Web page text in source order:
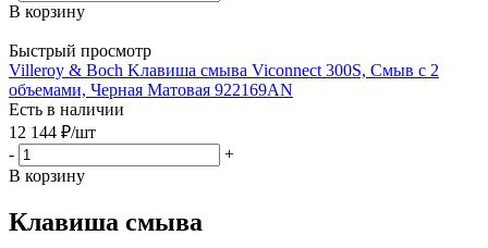
В корзину
Быстрый просмотр
Villeroy & Boch Kлавиша смыва Viconnect 300S, Смыв с 2
объемами, Черная Матовая 922169AN
Есть в наличии
12 144 ₽/шт
-
+
В корзину
Клавиша смыва